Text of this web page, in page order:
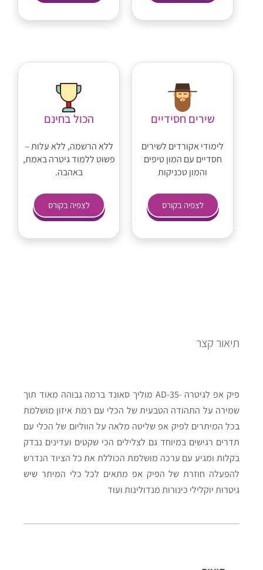
שירים חסידיים
לימודי אקורדים לשירים
חסדיים עם המון טיפים
והמון טכניקות
לצפיה בקורס
הכול בחינם
ללא הרשמה, ללא עלות –
פשוט ללמוד גיטרה באמת,
באהבה.
לצפיה בקורס
תיאור קצר
פיק אפ לגיטרה -AD-35 מוליך סאונד ברמה גבוהה מאוד תוך
שמירה על התהודה הטבעית של הכלי עם רמת איזון מושלמת
בכל המיתרים לפיק אפ שליטה מלאה על הווליום של הכלי עם
תדרים רגישים במיוחד גם לצלילים הכי שקטים ועדינים נבדק
בקלות ומגיע עם ערכה מושלמת הכוללת את כל הציוד הנדרש
להפעלה חוזרת של הפיק אפ מתאים לכל כלי המיתר שיש
גיטרות יוקלילי כינורות מנדולינות ועוד